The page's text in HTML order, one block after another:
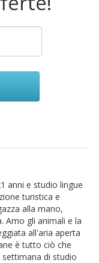
anni e studio lingue
turistica e
alla mano,
Amo gli animali e la
all'aria aperta
è tutto ciò che
di studio